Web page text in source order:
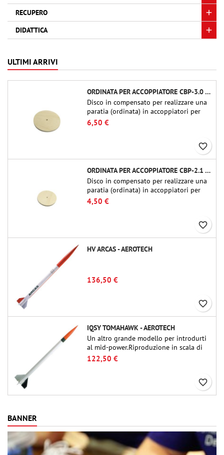
RECUPERO
DIDATTICA
ULTIMI ARRIVI
ORDINATA PER ACCOPPIATORE CBP-3.0 - PUBLIC MISSILES LTD.
Disco in compensato per realizzare una
paratia (ordinata) in accoppiatori per
tubi Public Missiles Ltd. da 54 mm (PT-
2.1 o QT-2.1)
6,50 €
favorite_border
ORDINATA PER ACCOPPIATORE CBP-2.1 - PUBLIC MISSILES LTD.
Disco in compensato per realizzare una
paratia (ordinata) in accoppiatori per
tubi Public Missiles Ltd. da 54 mm (PT-
2.1 o QT-2.1)
4,50 €
favorite_border
HV ARCAS - AEROTECH
136,50 €
favorite_border
IQSY TOMAHAWK - AEROTECH
Un altro grande modello per introdurti
al mid-power.Riproduzione in scala di
un famoso razzo-sonda, dalle dimensioni
contenute e adatto per passare a kit di
122,50 €
favorite_border
BANNER